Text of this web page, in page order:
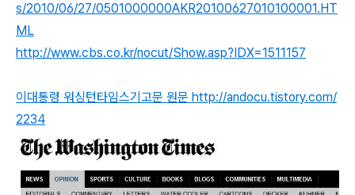
s/2010/06/27/0501000000AKR20100627010100001.HT
ML
http://www.cbs.co.kr/nocut/Show.asp?IDX=1511157
이대통령 워싱턴타임스기고문 원문 http://andocu.tistory.com/
2234